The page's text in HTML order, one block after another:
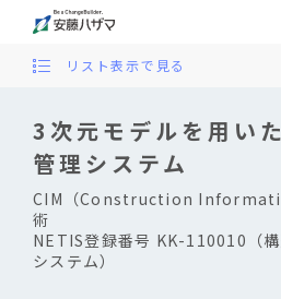
3次元モデルを用い
管理システム
CIM（Construction
術
NETIS登録番号 KK-110010（構
システム）
リスト表示で見る